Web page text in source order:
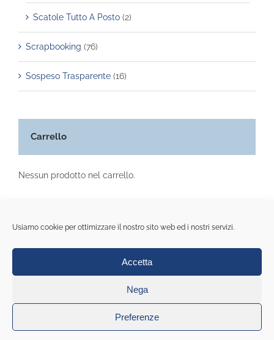
Usiamo cookie per ottimizzare il nostro sito web ed i nostri servizi.
Accetta
Nega
Preferenze
Scatole Tutto A Posto (2)
Scrapbooking (76)
Sospeso Trasparente (16)
Carrello
Nessun prodotto nel carrello.
© Copyright 2020 All Rights Reserved | La casa della carta di
Monica Rinaldi | Piazza portello 8r - Genova | Pi 01548250990
Privacy policy
generali di contratto|Web Agency: Mideanet